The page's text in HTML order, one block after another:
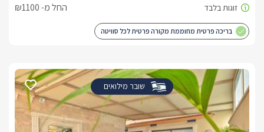
החל מ- ₪1100
בריכה פרטית מחוממת מקורה פרטית לכל סוויטה
שובר מילואים